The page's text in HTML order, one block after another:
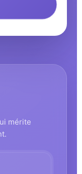
mérite